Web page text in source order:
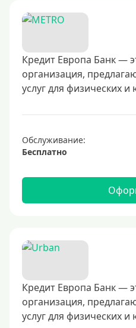
Кредит Европа Банк —
организация,
услуг для физических
Обслуживание:
Бесплатно
Кредит Европа Банк —
организация,
услуг для физических